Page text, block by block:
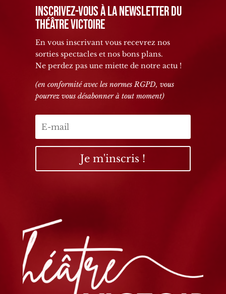
Inscrivez-vous à la newsletter du
Théâtre Victoire
En vous inscrivant vous recevrez nos
sorties spectacles et nos bons plans.
Ne perdez pas une miette de notre actu !
(en conformité avec les normes RGPD, vous
pourrez vous désabonner à tout moment)
Je m'inscris !